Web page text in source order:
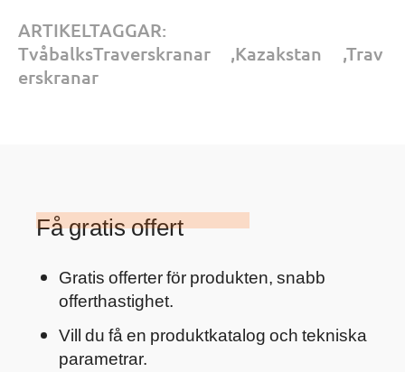
ARTIKELTAGGAR:
TvåbalksTraverskranar
,Kazakstan ,Trav
erskranar
Få gratis offert
Gratis offerter för produkten, snabb
offerthastighet.
Vill du få en produktkatalog och tekniska
parametrar.